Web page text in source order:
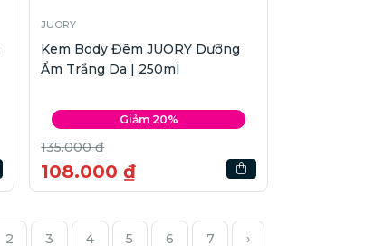
JUORY
Kem Body Đêm JUORY Dưỡng
Ẩm Trắng Da | 250ml
Giảm 20%
135.000 ₫
108.000 ₫
2 3 4 5 6 7 ›